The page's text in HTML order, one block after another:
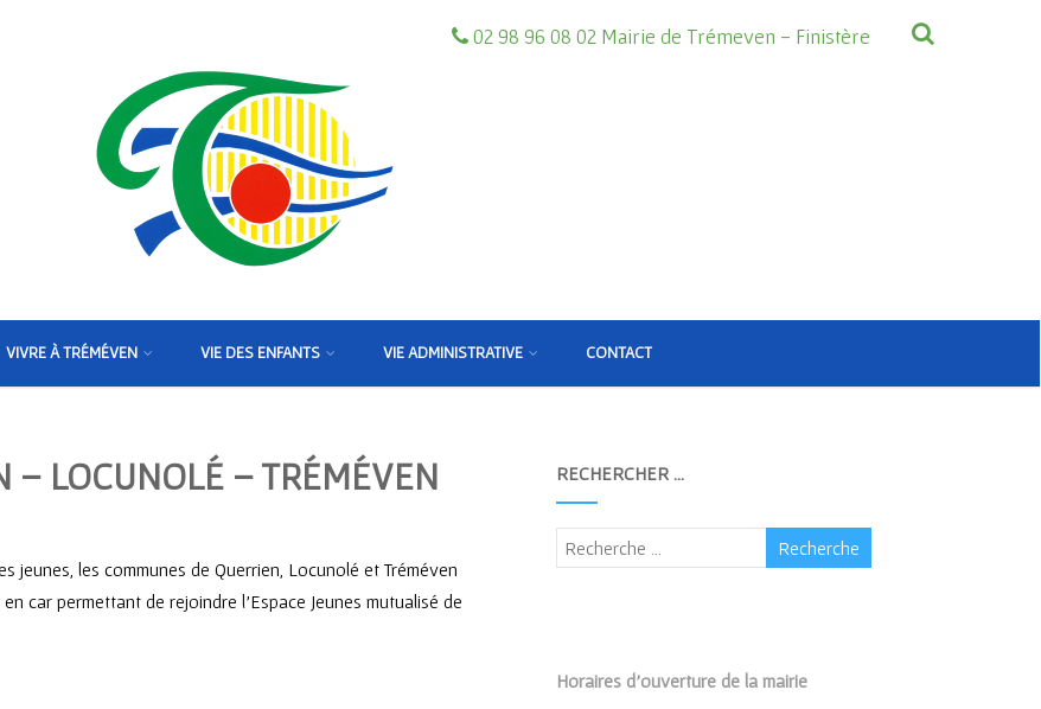
02 98 96 08 02 Mairie de Trémeven - Finistère
VIVRE À TRÉMÉVEN VIE DES ENFANTS VIE ADMINISTRATIVE CONTACT
– LOCUNOLÉ – TRÉMÉVEN
jeunes, les communes de Querrien, Locunolé et Tréméven
car permettant de rejoindre l’Espace Jeunes mutualisé de
RECHERCHER …
Horaires d’ouverture de la mairie